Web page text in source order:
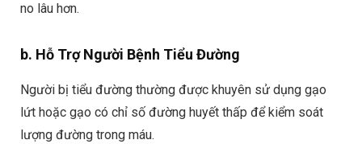
no lâu hơn.
b. Hỗ Trợ Người Bệnh Tiểu Đường
Người bị tiểu đường thường được khuyên sử dụng gạo
lứt hoặc gạo có chỉ số đường huyết thấp để kiểm soát
lượng đường trong máu.